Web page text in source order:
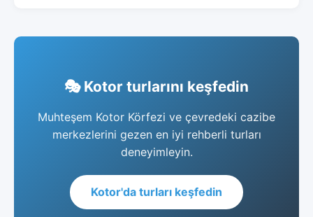
🎭 Kotor turlarını keşfedin
Muhteşem Kotor Körfezi ve çevredeki cazibe
merkezlerini gezen en iyi rehberli turları
deneyimleyin.
Kotor'da turları keşfedin